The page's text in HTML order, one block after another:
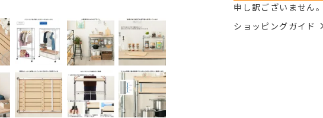
申し訳ございません
ショッピングガイド